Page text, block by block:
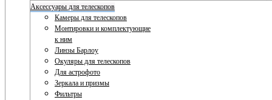
Аксессуары для телескопов
Камеры для телескопов
Монтировки и комплектующие
к ним
Линзы Барлоу
Окуляры для телескопов
Для астрофото
Зеркала и призмы
Фильтры